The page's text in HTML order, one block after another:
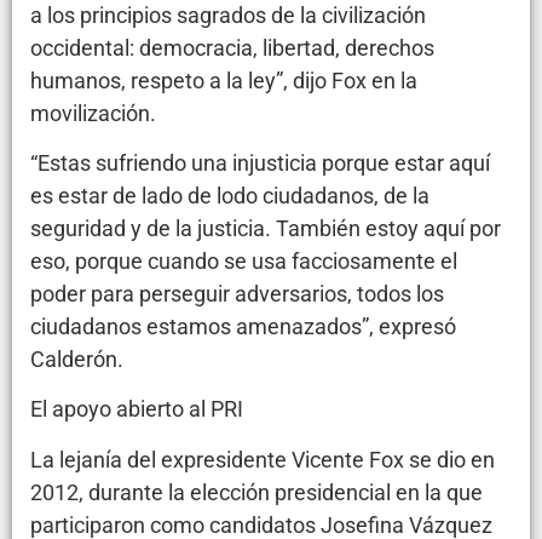
a los principios sagrados de la civilización
occidental: democracia, libertad, derechos
humanos, respeto a la ley”, dijo Fox en la
movilización.
“Estas sufriendo una injusticia porque estar aquí
es estar de lado de lodo ciudadanos, de la
seguridad y de la justicia. También estoy aquí por
eso, porque cuando se usa facciosamente el
poder para perseguir adversarios, todos los
ciudadanos estamos amenazados”, expresó
Calderón.
El apoyo abierto al PRI
La lejanía del expresidente Vicente Fox se dio en
2012, durante la elección presidencial en la que
participaron como candidatos Josefina Vázquez